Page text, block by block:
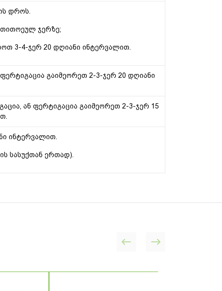
დროს.
თითოეულ ჯერზე;
3-4-ჯერ 20 დღიანი ინტერვალით.
გაიმეორეთ 2-3-ჯერ 20 დღიანი
ან ფერტიგაცია გაიმეორეთ 2-3-ჯერ 15
ინტერვალით.
სასუქთან ერთად).